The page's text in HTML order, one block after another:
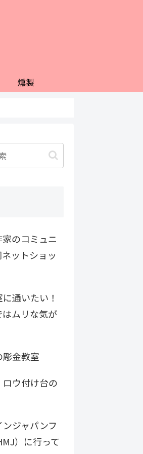
燻製
のコミュニ
ットショッ
通いたい！
ムリな気が
金教室
ロウ付け台の
ジャパンフ
）に行って